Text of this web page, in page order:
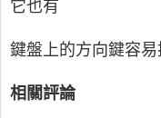
它也有
鍵盤上的方向鍵容易
相關評論